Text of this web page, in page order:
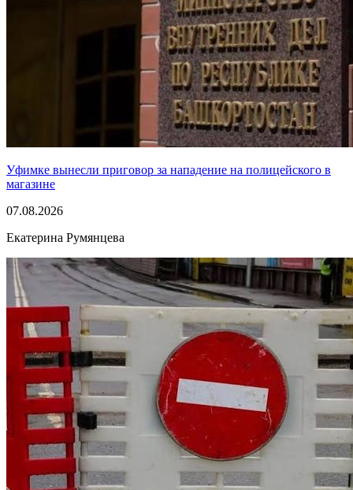
Уфимке вынесли приговор за нападение на полицейского в
магазине
07.08.2026
Екатерина Румянцева